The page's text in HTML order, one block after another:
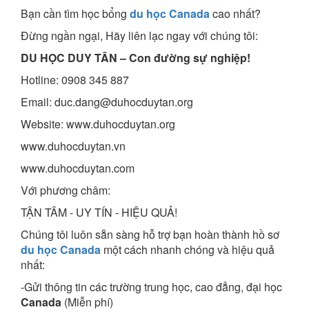
Bạn cần tìm học bổng du học Canadacao nhất?
Đừng ngần ngại, Hãy liên lạc ngay với chúng tôi:
DU HỌC DUY TÂN – Con đường sự nghiệp!
Hotline: 0908 345 887
Email: duc.dang@duhocduytan.org
Website: www.duhocduytan.org
www.duhocduytan.vn
www.duhocduytan.com
Với phương châm:
TẬN TÂM - UY TÍN - HIỆU QUẢ!
Chúng tôi luôn sẵn sàng hỗ trợ bạn hoàn thành hồ sơ
du học Canada một cách nhanh chóng và hiệu quả
nhất:
-Gửi thông tin các trường trung học, cao đẳng, đại học
Canada (Miễn phí)